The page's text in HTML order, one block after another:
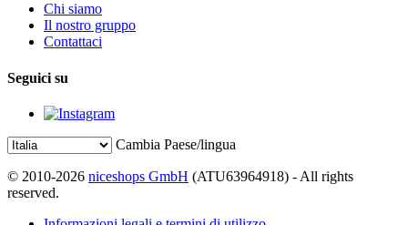
Chi siamo
Il nostro gruppo
Contattaci
Seguici su
Cambia Paese/lingua
© 2010-2026 niceshops GmbH (ATU63964918) - All rights
reserved.